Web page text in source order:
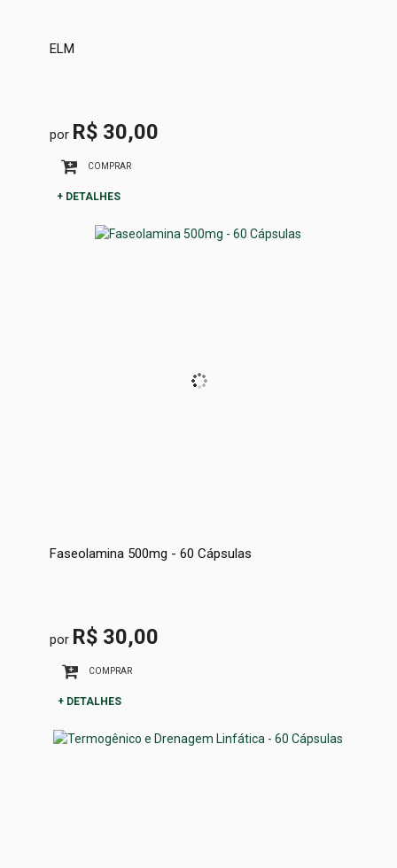
ELM
por R$ 30,00
COMPRAR
+ DETALHES
Faseolamina 500mg - 60 Cápsulas
por R$ 30,00
COMPRAR
+ DETALHES